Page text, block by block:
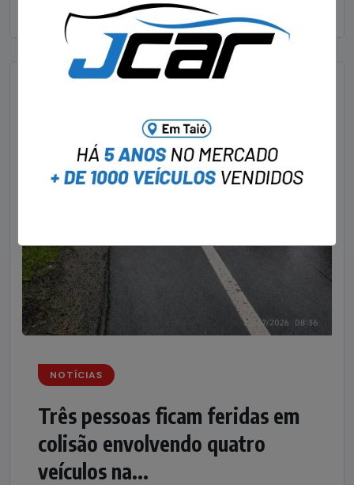
NOTÍCIAS
Três pessoas ficam feridas em
colisão envolvendo quatro
veículos na...